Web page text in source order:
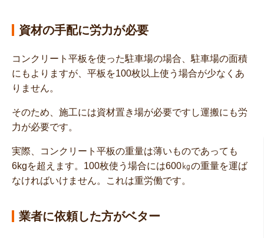
資材の手配に労力が必要
コンクリート平板を使った駐車場の場合、駐車場の面積
にもよりますが、平板を100枚以上使う場合が少なくあ
りません。
そのため、施工には資材置き場が必要ですし運搬にも労
力が必要です。
実際、コンクリート平板の重量は薄いものであっても
6kgを超えます。100枚使う場合には600㎏の重量を運ば
なければいけません。これは重労働です。
業者に依頼した方がベター